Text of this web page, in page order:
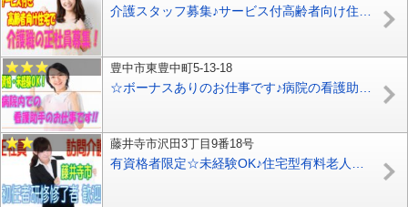
介護スタッフ募集♪サービス付高齢者向け住宅での介護業務です♪ブランクある方や未経験の方もお気軽にご応募ください♪【四條畷市】【正社員】【ID：1700-sjy-h2-s-s】
豊中市東豊中町5-13-18
藤井寺市沢田3丁目9番18号
有資格者限定☆未経験OK♪住宅型有料老人ホームで訪問介護のお仕事♪研修期間で安心就労♪マイカー通勤OK♪お気軽にご応募下さい^^【藤井寺市】【正社員】【ID：1192-fd-h2-s-s】